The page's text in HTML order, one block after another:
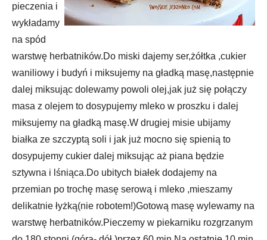
pieczenia i
wykładamy
na spód
warstwę herbatników.Do miski dajemy ser,żółtka ,cukier
waniliowy i budyń i miksujemy na gładką masę,następnie
dalej miksując dolewamy powoli olej,jak już się połączy
masa z olejem to dosypujemy mleko w proszku i dalej
miksujemy na gładką masę.W drugiej misie ubijamy
białka ze szczyptą soli i jak już mocno się spienią to
dosypujemy cukier dalej miksując aż piana będzie
sztywna i lśniąca.Do ubitych białek dodajemy na
przemian po trochę masę serową i mleko ,mieszamy
delikatnie łyżką(nie robotem!)Gotową masę wylewamy na
warstwę herbatników.Pieczemy w piekarniku rozgrzanym